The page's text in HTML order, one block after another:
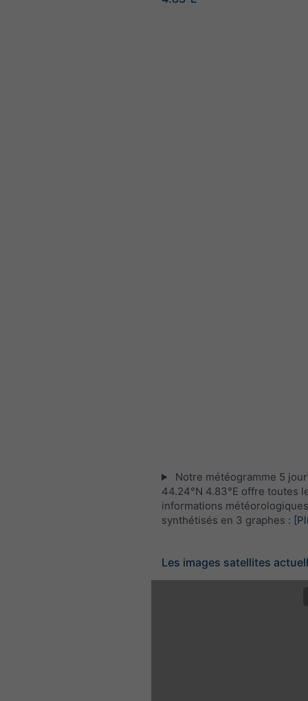
Notre météogramme 5
44.24°N 4.83°E offre toutes
informations météorologiques
synthétisés en 3 graphes :
Les images satellites